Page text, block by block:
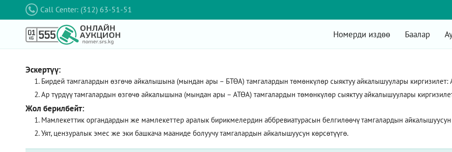
Call Center: (312) 63-51-51
Номерди издөө Баалар
Эскертүү:
Бирдей тамгалардын өзгөчө айкалышына (мындан ары – БТӨА) тамгалардын төмөнкүлөр сыяктуу айкалышуулары киргизилет:
Ар түрдүү тамгалардын өзгөчө айкалышына (мындан ары – АТӨА) тамгалардын төмөнкүлөр сыяктуу айкалышуулары
Жол берилбейт:
Мамлекеттик органдардын же мамлекеттер аралык бирикмелердин аббревиатурасын белгилөөчү тамгалардын айкалышуусун
Уят, цензуралык эмес же эки башкача мааниде болуучу тамгалардын айкалышуусун көрсөтүүгө.